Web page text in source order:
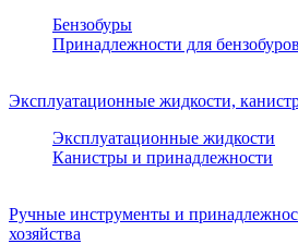
Бензобуры
Принадлежности для бензобуров
Эксплуатационные жидкости,
Эксплуатационные жидкости
Канистры и принадлежности
Ручные инструменты и
хозяйства